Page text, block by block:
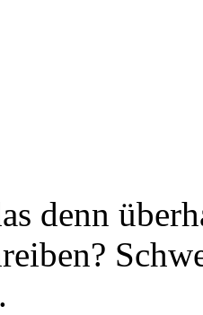
denn